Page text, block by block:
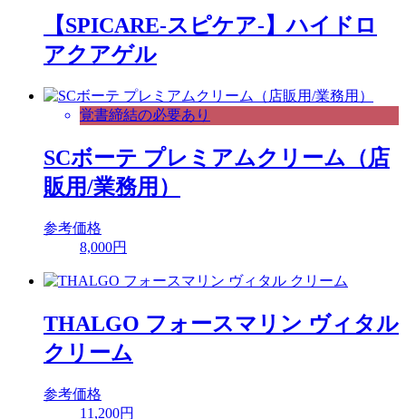
【SPICARE-スピケア-】ハイドロ
アクアゲル
覚書締結の必要あり
SCボーテ プレミアムクリーム（店
販用/業務用）
参考価格
8,000円
THALGO フォースマリン ヴィタル
クリーム
参考価格
11,200円